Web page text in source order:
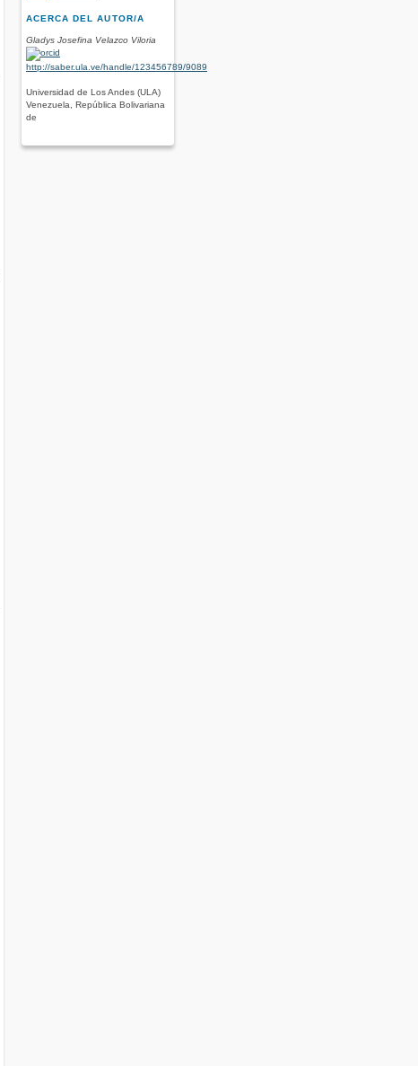
ACERCA DEL AUTOR/A
Gladys Josefina Velazco Viloria
http://saber.ula.ve/handle/123456789/9089
Universidad de Los Andes (ULA)
Venezuela, República Bolivariana
de